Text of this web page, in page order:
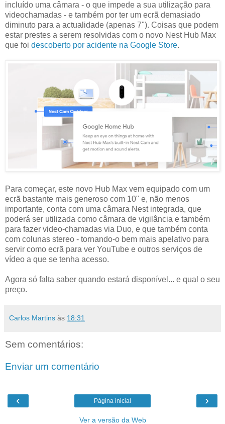
incluído uma câmara - o que impede a sua utilização para
videochamadas - e também por ter um ecrã demasiado
diminuto para a actualidade (apenas 7"). Coisas que podem
estar prestes a serem resolvidas com o novo Nest Hub Max
que foi descoberto por acidente na Google Store.
Para começar, este novo Hub Max vem equipado com um
ecrã bastante mais generoso com 10" e, não menos
importante, conta com uma câmara Nest integrada, que
poderá ser utilizada como câmara de vigilância e também
para fazer video-chamadas via Duo, e que também conta
com colunas stereo - tornando-o bem mais apelativo para
servir como ecrã para ver YouTube e outros serviços de
vídeo a que se tenha acesso.
Agora só falta saber quando estará disponível... e qual o seu
preço.
Carlos Martins às 18:31
Sem comentários:
Enviar um comentário
‹ ›
Página inicial
Ver a versão da Web